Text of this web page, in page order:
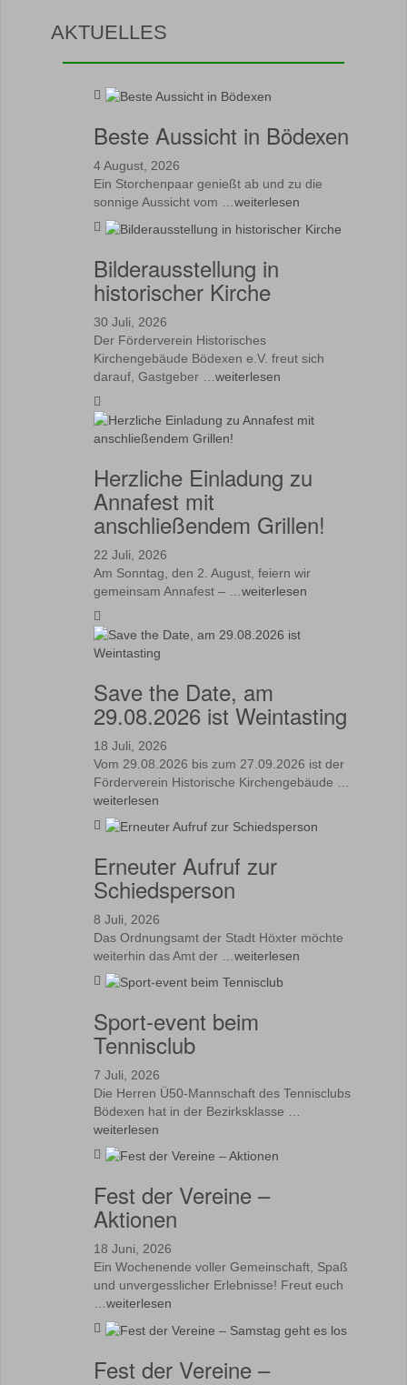
AKTUELLES
Beste Aussicht in Bödexen
4 August, 2026
Ein Storchenpaar genießt ab und zu die
sonnige Aussicht vom …weiterlesen
Bilderausstellung in
historischer Kirche
30 Juli, 2026
Der Förderverein Historisches
Kirchengebäude Bödexen e.V. freut sich
darauf, Gastgeber … weiterlesen
Herzliche Einladung zu
Annafest mit
anschließendem Grillen!
22 Juli, 2026
Am Sonntag, den 2. August, feiern wir
gemeinsam Annafest – … weiterlesen
Save the Date, am
29.08.2026 ist Weintasting
18 Juli, 2026
Vom 29.08.2026 bis zum 27.09.2026 ist der
Förderverein Historische Kirchengebäude …
weiterlesen
Erneuter Aufruf zur
Schiedsperson
8 Juli, 2026
Das Ordnungsamt der Stadt Höxter möchte
weiterhin das Amt der … weiterlesen
Sport-event beim
Tennisclub
7 Juli, 2026
Die Herren Ü50-Mannschaft des Tennisclubs
Bödexen hat in der Bezirksklasse …
weiterlesen
Fest der Vereine –
Aktionen
18 Juni, 2026
Ein Wochenende voller Gemeinschaft, Spaß
und unvergesslicher Erlebnisse! Freut euch
…weiterlesen
Fest der Vereine –